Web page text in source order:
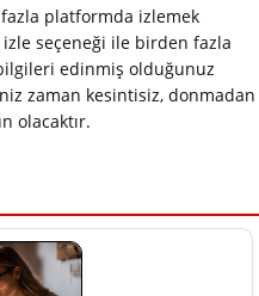
platformda izlemek
izle seçeneği ile birden fazla
edinmiş olduğunuz
zaman kesintisiz, donmadan
olacaktır.